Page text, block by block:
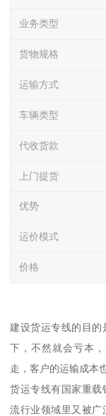
业务类型
货物规格
运输方式
车辆类型
代收货款
上门提货
优势
运价模式
价格
建设货运专线的目的
下，不然就会亏本
走，客户的运输成本
货运专线有国家重载
流行业领域里又被广